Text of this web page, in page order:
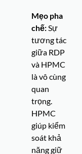
Mẹo pha
chế:Sự
tương tác
giữa RDP
và HPMC
là vô cùng
quan
trọng.
HPMC
giúp kiểm
soát khả
năng giữ